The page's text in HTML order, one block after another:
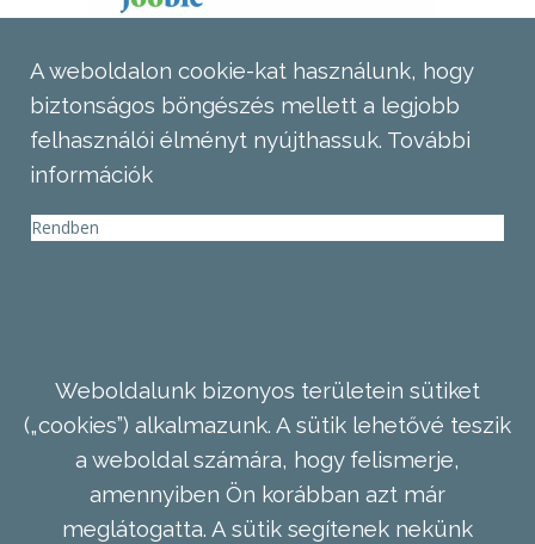
A weboldalon cookie-kat használunk, hogy
biztonságos böngészés mellett a legjobb
felhasználói élményt nyújthassuk. További
információk
Rendben
Weboldalunk bizonyos területein sütiket
(„cookies”) alkalmazunk. A sütik lehetővé teszik
a weboldal számára, hogy felismerje,
amennyiben Ön korábban azt már
meglátogatta. A sütik segítenek nekünk